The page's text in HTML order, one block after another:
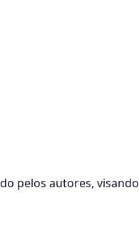
pelos autores, visando